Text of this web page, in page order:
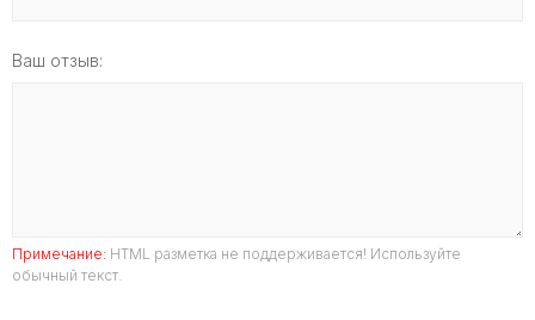
Ваш отзыв:
Примечание: HTML разметка не поддерживается! Используйте
обычный текст.